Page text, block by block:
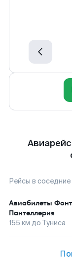
Рейсы в
Авиабилеты
Пантеллерия
155 км до Туниса